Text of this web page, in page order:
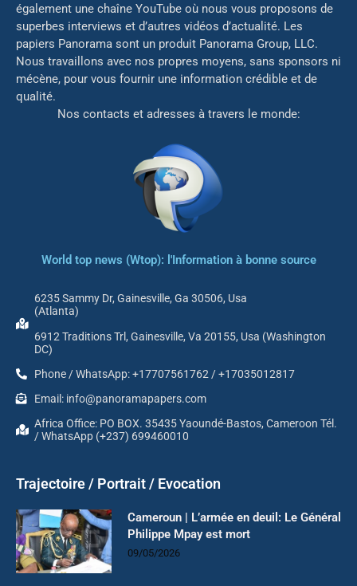
également une chaîne YouTube où nous vous proposons de
superbes interviews et d’autres vidéos d’actualité. Les
papiers Panorama sont un produit Panorama Group, LLC.
Nous travaillons avec nos propres moyens, sans sponsors ni
mécène, pour vous fournir une information crédible et de
qualité.
Nos contacts et adresses à travers le monde:
World top news (Wtop): l'Information à bonne source
6235 Sammy Dr, Gainesville, Ga 30506, Usa
(Atlanta)
6912 Traditions Trl, Gainesville, Va 20155, Usa (Washington
DC)
Phone / WhatsApp: +17707561762 / +17035012817
Email: info@panoramapapers.com
Africa Office: PO BOX. 35435 Yaoundé-Bastos, Cameroon Tél.
/ WhatsApp (+237) 699460010
Trajectoire / Portrait / Evocation
Cameroun | L’armée en deuil: Le Général
Philippe Mpay est mort
09/05/2026